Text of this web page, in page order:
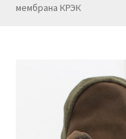
Wishlist
Личный кабинет
О доставке
мембрана КРЭК